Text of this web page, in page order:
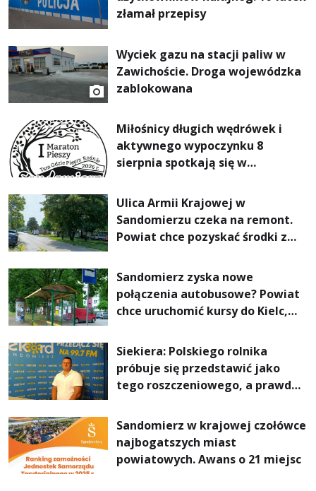
złamał przepisy
Wyciek gazu na stacji paliw w
Zawichoście. Droga wojewódzka
zablokowana
Miłośnicy długich wędrówek i
aktywnego wypoczynku 8
sierpnia spotkają się w
Pieszym „Tam Gdzie Pieprz
Rośnie”
Ulica Armii Krajowej w
Sandomierzu czeka na remont.
Powiat chce pozyskać środki z
Dróg
Sandomierz zyska nowe
połączenia autobusowe? Powiat
chce uruchomić kursy do Kielc,
Siekiera: Polskiego rolnika
próbuje się przedstawić jako
tego roszczeniowego, a prawda
Sandomierz w krajowej czołówce
najbogatszych miast
powiatowych. Awans o 21 miejsc